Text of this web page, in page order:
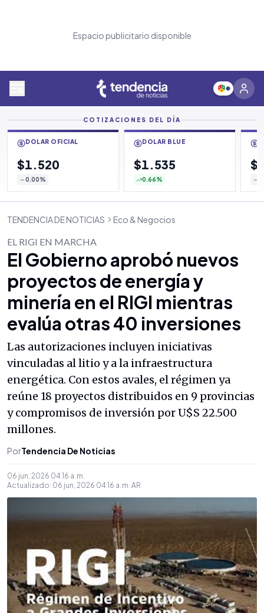
Espacio publicitario disponible
COTIZACIONES DEL DÍA
DÓLAR OFICIAL
$1.520
0.00%
DÓLAR BLUE
$1.535
0.66%
TENDENCIA DE NOTICIAS Eco & Negocios
EL RIGI EN MARCHA
El Gobierno aprobó nuevos
proyectos de energía y
minería en el RIGI mientras
evalúa otras 40 inversiones
Las autorizaciones incluyen iniciativas
vinculadas al litio y a la infraestructura
energética. Con estos avales, el régimen ya
reúne 18 proyectos distribuidos en 9 provincias
y compromisos de inversión por U$S 22.500
millones.
PorTendencia De Noticias
06 jun, 2026 04:16 a. m.
Actualizado: 06 jun, 2026 04:16 a. m. AR